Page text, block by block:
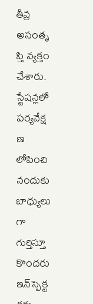
తీవ్ర
అసంతృ
ప్తి వ్యక్తం
చేశారు.
స్టేషన్లలో
పర్యవేక్ష
ణ
లోపించి
నందుకు
బాధ్యులు
గా
గుర్తిస్తూ
కొందరు
ఇన్‌స్పెక్ట